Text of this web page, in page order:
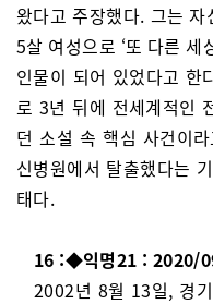
왔다고 주장했다. 그는 자
5살 여성으로 ‘또 다른 세
인물이 되어 있었다고 한
로 3년 뒤에 전세계적인
던 소설 속 핵심 사건이
신병원에서 탈출했다는
태다.
16 :◆익명21 : 2020/
2002년 8월 13일, 경